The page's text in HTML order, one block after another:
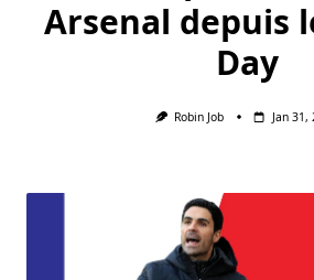
Arsenal depuis
Day
Robin Job Jan 31,